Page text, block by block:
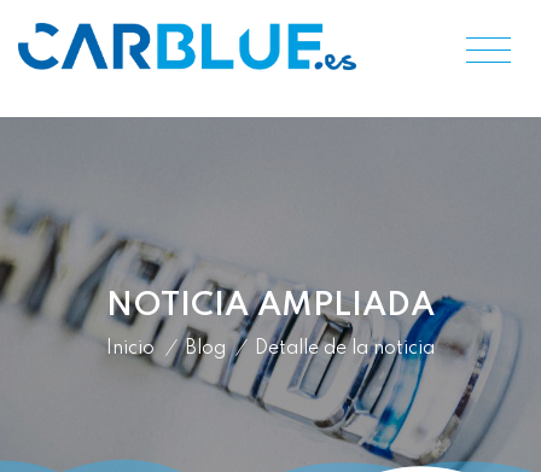
NOTICIA AMPLIADA
Inicio / Blog / Detalle de la noticia